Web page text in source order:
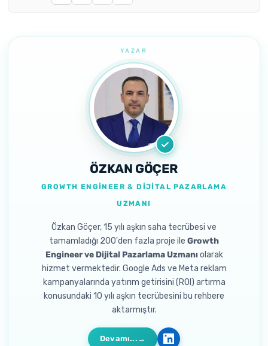
ÖZKAN GÖÇER
GROWTH ENGINEER & DIJITAL PAZARLAMA
UZMANI
Özkan Göçer, 15 yılı aşkın saha tecrübesi ve
tamamladığı 200'den fazla proje ile Growth
Engineer ve Dijital Pazarlama Uzmanıolarak
hizmet vermektedir. Google Ads ve Meta reklam
kampanyalarında yatırım getirisini (ROI) artırma
konusundaki 10 yılı aşkın tecrübesini bu rehbere
aktarmıştır.
Devamı...